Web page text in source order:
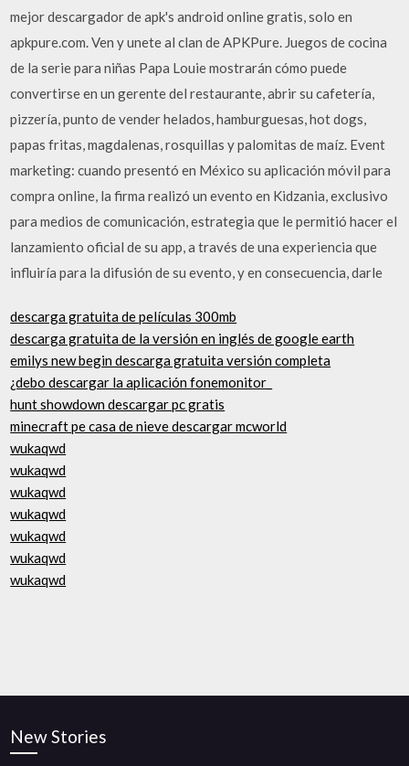
mejor descargador de apk's android online gratis, solo en
apkpure.com. Ven y unete al clan de APKPure. Juegos de cocina
de la serie para niñas Papa Louie mostrarán cómo puede
convertirse en un gerente del restaurante, abrir su cafetería,
pizzería, punto de vender helados, hamburguesas, hot dogs,
papas fritas, magdalenas, rosquillas y palomitas de maíz. Event
marketing: cuando presentó en México su aplicación móvil para
compra online, la firma realizó un evento en Kidzania, exclusivo
para medios de comunicación, estrategia que le permitió hacer el
lanzamiento oficial de su app, a través de una experiencia que
influiría para la difusión de su evento, y en consecuencia, darle
descarga gratuita de películas 300mb
descarga gratuita de la versión en inglés de google earth
emilys new begin descarga gratuita versión completa
¿debo descargar la aplicación fonemonitor_
hunt showdown descargar pc gratis
minecraft pe casa de nieve descargar mcworld
wukaqwd
wukaqwd
wukaqwd
wukaqwd
wukaqwd
wukaqwd
wukaqwd
New Stories